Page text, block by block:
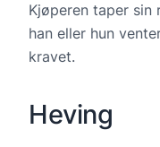
Kjøperen taper
han eller hun
kravet.
Heving